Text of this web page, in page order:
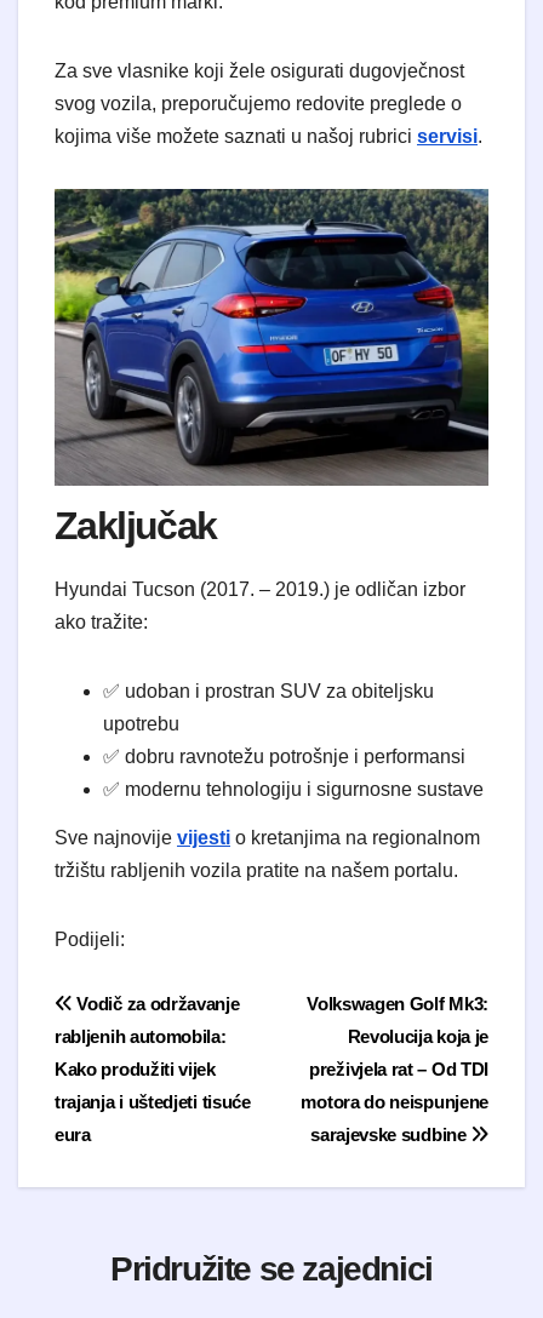
​Za sve vlasnike koji žele osigurati dugovječnost
svog vozila, preporučujemo redovite preglede o
kojima više možete saznati u našoj rubrici servisi.
​Zaključak
​Hyundai Tucson (2017. – 2019.) je odličan izbor
ako tražite:
​✅ udoban i prostran SUV za obiteljsku
upotrebu
​✅ dobru ravnotežu potrošnje i performansi
​✅ modernu tehnologiju i sigurnosne sustave
​Sve najnovije vijesti o kretanjima na regionalnom
tržištu rabljenih vozila pratite na našem portalu.
Podijeli:
Navigacija objavaVolkswagen Golf Mk3:
Revolucija koja je
preživjela rat – Od TDI
motora do neispunjene
sarajevske sudbine
Vodič za održavanje
rabljenih automobila:
Kako produžiti vijek
trajanja i uštedjeti tisuće
eura
Pridružite se zajednici